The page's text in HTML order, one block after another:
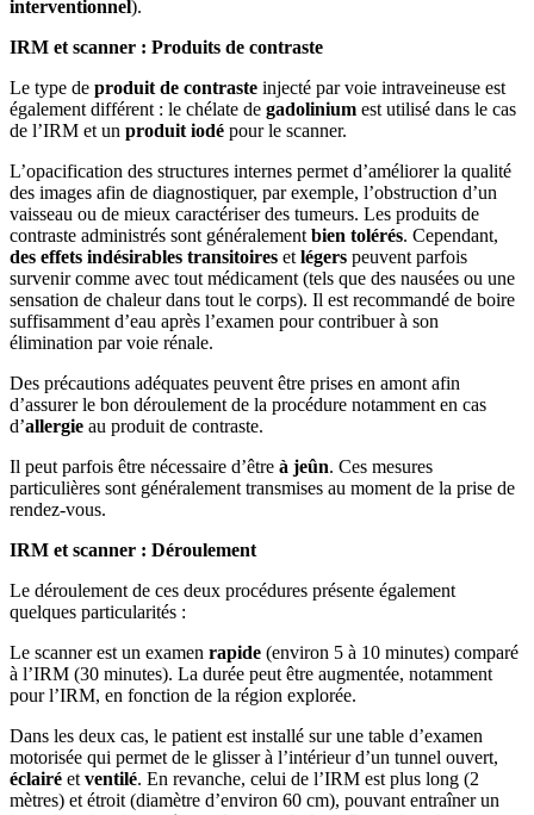
interventionnel).
IRM et scanner : Produits de contraste
Le type de produit de contraste injecté par voie intraveineuse est
également différent : le chélate de gadolinium est utilisé dans le cas
de l’IRM et un produit iodé pour le scanner.
L’opacification des structures internes permet d’améliorer la qualité
des images afin de diagnostiquer, par exemple, l’obstruction d’un
vaisseau ou de mieux caractériser des tumeurs. Les produits de
contraste administrés sont généralement bien tolérés. Cependant,
des effets indésirables transitoires et légers peuvent parfois
survenir comme avec tout médicament (tels que des nausées ou une
sensation de chaleur dans tout le corps). Il est recommandé de boire
suffisamment d’eau après l’examen pour contribuer à son
élimination par voie rénale.
Des précautions adéquates peuvent être prises en amont afin
d’assurer le bon déroulement de la procédure notamment en cas
d’allergie au produit de contraste.
Il peut parfois être nécessaire d’être à jeûn. Ces mesures
particulières sont généralement transmises au moment de la prise de
rendez-vous.
IRM et scanner : Déroulement
Le déroulement de ces deux procédures présente également
quelques particularités :
Le scanner est un examen rapide (environ 5 à 10 minutes) comparé
à l’IRM (30 minutes). La durée peut être augmentée, notamment
pour l’IRM, en fonction de la région explorée.
Dans les deux cas, le patient est installé sur une table d’examen
motorisée qui permet de le glisser à l’intérieur d’un tunnel ouvert,
éclairé et ventilé. En revanche, celui de l’IRM est plus long (2
mètres) et étroit (diamètre d’environ 60 cm), pouvant entraîner un